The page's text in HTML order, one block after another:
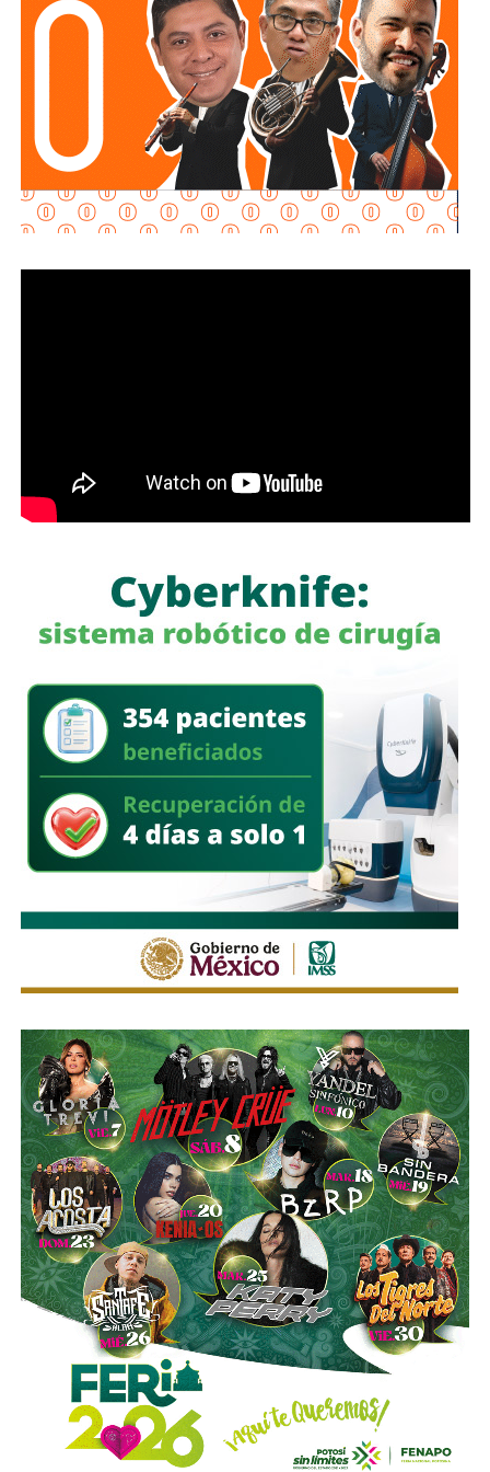
Martínez Guzmán, en sociedad con la cúpula deGrupo
Aquos El Realito es una sociedad integrada porAqualia
Gestión Integral de Agua
(44%) yAqualia
Infraestructura(5%), filiales del grupo españolFCC;
Conoinsa
(50.999%), filial deEmpresas ICA ; yServicios
de Agua Trident(0.001%), filial de la japonesa Mitsui.
Históricamente propiedad de la familia Koplowitz,FCC se
consolidó como una de las constructoras más
importantes de España
, pero fue acumulando una deuda
que la dejó al borde de la quiebra a mediados de la década
pasada, hasta queel ingeniero Slim inyectó el capital
necesario para salvar a la compañía y convertirse en
su principal accionista. Desde su llegada, se han hecho
con proyectos de la talla de la remodelación delEstadio
del Metro de Nueva York.
El vínculo de Slim con El Realito no se limita a su
participación como socio operador. La propia constructora
de Carlos Slim,Carso Infraestructura y Construcción
(CICSA), fue la que diseñó y construyó físicamente la
presa, bajo un contrato adjudicado en 2008. Así lo
documenta el propio sitio de CICSA, que enlista la obra en
su portafolio de proyectos de agua, junto con reportes de
la revistaExpansióny los reportes anuales de Grupo
Carso, que reportan el avance de la construcción en 2008 y
su conclusión en 2012. Es decir:antes de cobrar por
operar el acueducto, Slim ya había cobrado por
levantarlo.
El otro bloque,Conoinsa/Empresas ICA
(50.999% del
consorcio, la porción mayor), no es de Slim (o no del todo).